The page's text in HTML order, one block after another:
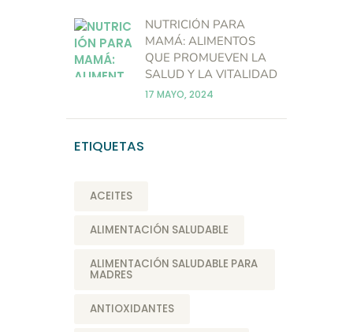
NUTRICIÓN PARA
MAMÁ: ALIMENTOS
QUE PROMUEVEN LA
SALUD Y LA VITALIDAD
17 MAYO, 2024
ETIQUETAS
ACEITES
ALIMENTACIÓN SALUDABLE
ALIMENTACIÓN SALUDABLE PARA
MADRES
ANTIOXIDANTES